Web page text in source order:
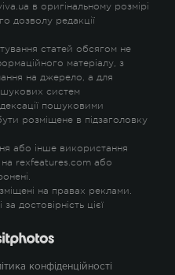
в оригінальному розмірі
дозволу редакції
статей обсягом не
матеріалу, з
на джерело, а для
систем
пошуковими
розміщене в підзаголовку
або інше використання
на rexfeatures.com або
на правах реклами.
достовірність цієї
конфіденційності